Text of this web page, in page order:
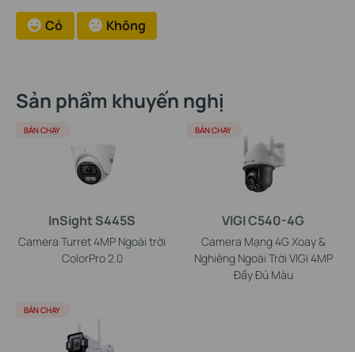
Có Không
Sản phẩm khuyến nghị
InSight S445S
Camera Turret 4MP Ngoài trời
ColorPro 2.0
BÁN CHẠY
VIGI C540-4G
Camera Mạng 4G Xoay &
Nghiêng Ngoài Trời VIGI 4MP
Đầy Đủ Màu
BÁN CHẠY
BÁN CHẠY